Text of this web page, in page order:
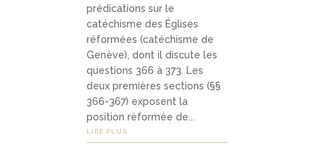
prédications sur le
catéchisme des Églises
réformées (catéchisme de
Genève), dont il discute les
questions 366 à 373. Les
deux premières sections (§§
366-367) exposent la
position réformée de...
LIRE PLUS